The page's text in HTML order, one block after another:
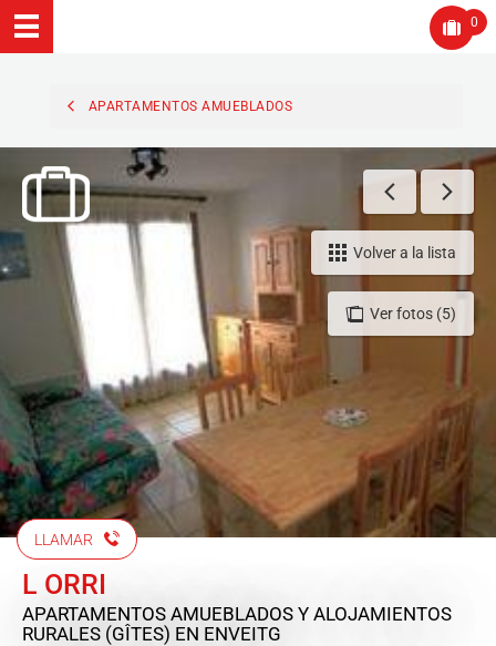
0
APARTAMENTOS AMUEBLADOS
Ver fotos (5)
Volver a la lista
LLAMAR
L ORRI
APARTAMENTOS AMUEBLADOS Y ALOJAMIENTOS
RURALES (GÎTES) EN ENVEITG